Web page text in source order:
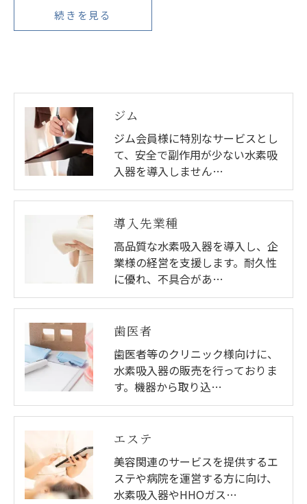
続きを見る
ジム
ジム会員様に特別なサービスとし
て、安全で副作用が少ない水素吸
入器を導入しません…
導入先業種
高品質な水素吸入器を導入し、企
業様の経営を支援します。耐久性
に優れ、不具合があ…
歯医者
歯医者等のクリニック様向けに、
水素吸入器の販売を行っておりま
す。機器から取り込…
エステ
美容関連のサービスを提供するエ
ステや病院を運営する方に向け、
水素吸入器やHHOガス…